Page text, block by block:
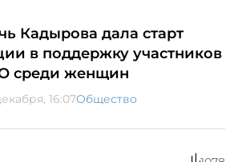
Кадырова дала старт
в поддержку участников
среди женщин
16:07Общество